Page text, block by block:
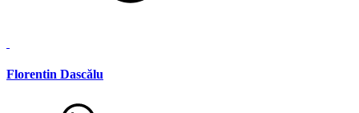
Florentin Dascălu